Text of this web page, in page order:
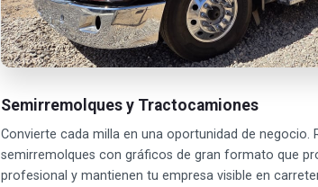
Semirremolques y Tractocamiones
Convierte cada milla en una oportunidad de
semirremolques con gráficos de gran formato que
profesional y mantienen tu empresa visible en